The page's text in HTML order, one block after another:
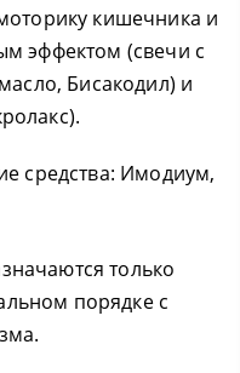
кишечника и
эффектом (свечи с
Бисакодил) и
средства: Имодиум,
только
порядке с